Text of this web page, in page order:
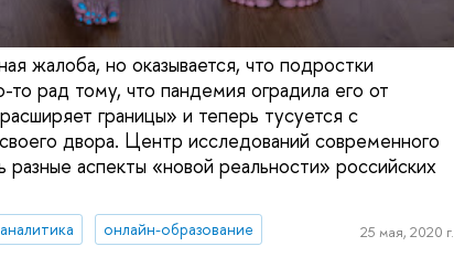
жалоба, но оказывается, что подростки
рад тому, что пандемия оградила его от
границы» и теперь тусуется с
двора. Центр исследований современного
аспекты «новой реальности» российских
онлайн-образование 25 мая, 2020 г.